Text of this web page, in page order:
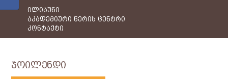
ილიაუნი
აკადემიური წერის ცენტრი
კონტაქტი
ჯოილენდი